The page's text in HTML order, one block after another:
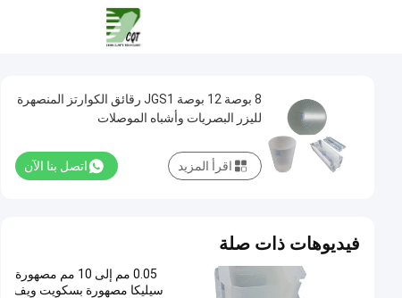
8 بوصة 12 بوصة JGS1 رقائق الكوارتز المنصهرة
لليزر البصريات وأشباه الموصلات
اتصل بنا الآن اقرأ المزيد
فيديوهات ذات صلة
0.05 مم إلى 10 مم مصهورة
سيليكا مصهورة بسكويت ويف